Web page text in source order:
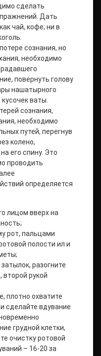
сделать
Дать
чай, кофе; ни в
сознания, но
необходимо
повернуть голову
нашатырного
ваты.
сознания,
необходимо
путей, перегнув
колено,
его спину. Это
проводить
определяется
лицом вверх на
рот, пальцами
полости ил и
разогните
второй рукой
плотно охватите
сделайте вдувание
грудной клетки,
очистку ротовой
– 16-20 за